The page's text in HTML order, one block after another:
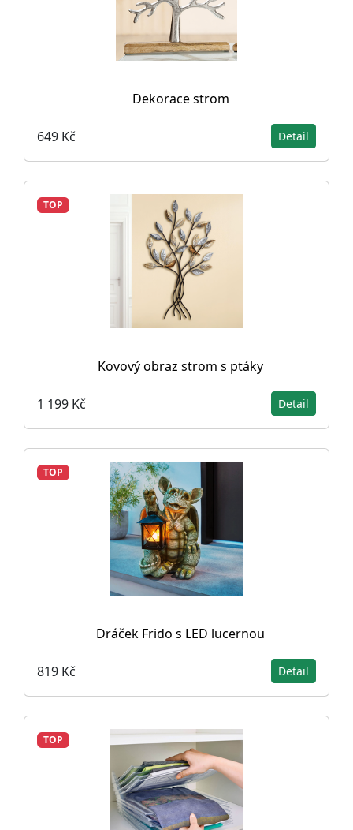
Dekorace strom
649 Kč Detail
TOP
Kovový obraz strom s ptáky
1 199 Kč Detail
TOP
Dráček Frido s LED lucernou
819 Kč Detail
TOP